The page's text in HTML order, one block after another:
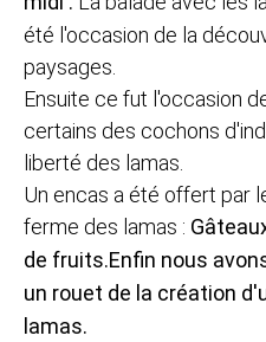
été l'occasion de la
paysages.
Ensuite ce fut l'occasion
certains des cochons
liberté des lamas.
Un encas a été offert par
ferme des lamas :
de fruits.Enfin nous
un rouet de la création
lamas.